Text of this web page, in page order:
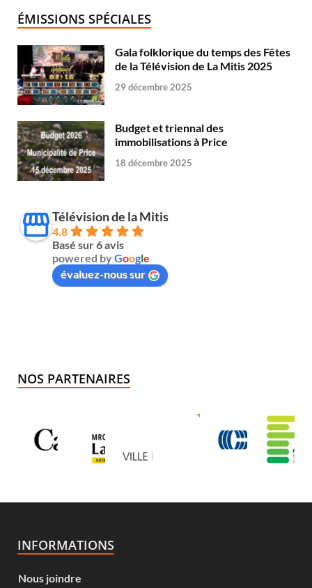
ÉMISSIONS SPÉCIALES
Gala folklorique du temps des Fêtes
de la Télévision de La Mitis 2025
29 décembre 2025
Budget et triennal des
immobilisations à Price
18 décembre 2025
Télévision de la Mitis
4.8
Basé sur 6 avis
powered byGoogle
évaluez-nous sur
NOS PARTENAIRES
INFORMATIONS
Nous joindre